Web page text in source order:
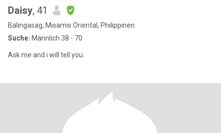
Daisy, 41
Balingasag, Misamis Oriental, Philippinen
Suche: Männlich 38 - 70
Ask me and i will tell you.